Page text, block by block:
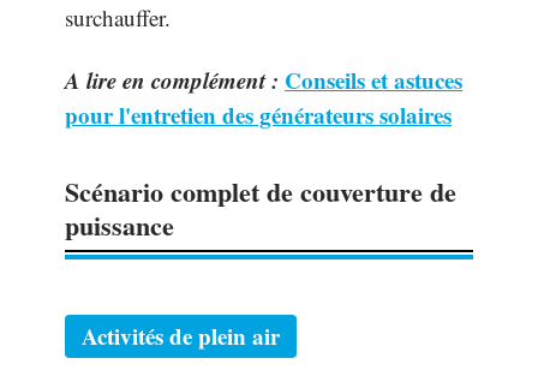
surchauffer.
A lire en complément : Conseils et astuces
pour l'entretien des générateurs solaires
Scénario complet de couverture de
puissance
Activités de plein air